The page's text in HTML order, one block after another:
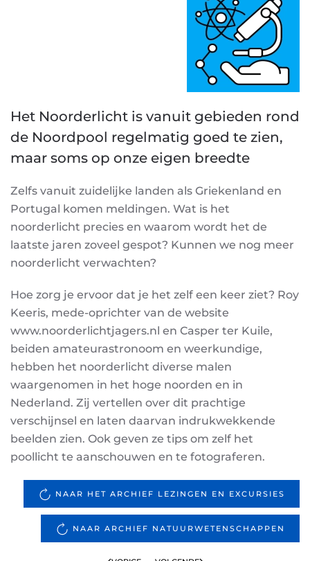
Het Noorderlicht is vanuit gebieden rond
de Noordpool regelmatig goed te zien,
maar soms op onze eigen breedte
Zelfs vanuit zuidelijke landen als Griekenland en
Portugal komen meldingen. Wat is het
noorderlicht precies en waarom wordt het de
laatste jaren zoveel gespot? Kunnen we nog meer
noorderlicht verwachten?
Hoe zorg je ervoor dat je het zelf een keer ziet? Roy
Keeris, mede-oprichter van de website
www.noorderlichtjagers.nl en Casper ter Kuile,
beiden amateurastronoom en weerkundige,
hebben het noorderlicht diverse malen
waargenomen in het hoge noorden en in
Nederland. Zij vertellen over dit prachtige
verschijnsel en laten daarvan indrukwekkende
beelden zien. Ook geven ze tips om zelf het
poollicht te aanschouwen en te fotograferen.
NAAR HET ARCHIEF LEZINGEN EN EXCURSIES
NAAR ARCHIEF NATUURWETENSCHAPPEN